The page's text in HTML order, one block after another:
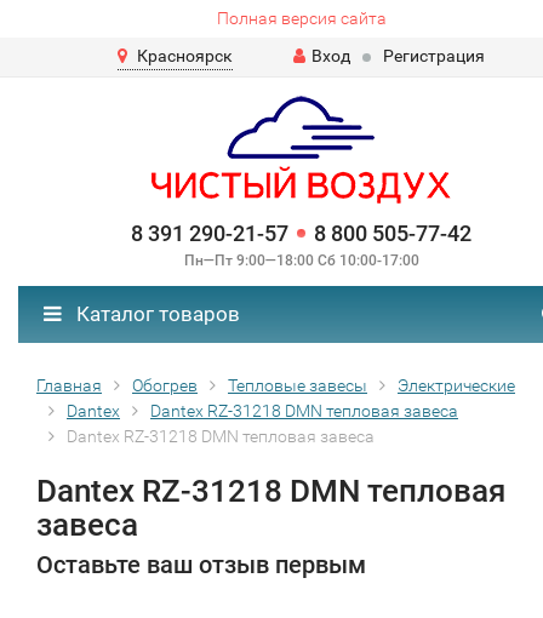
Полная версия сайта
Красноярск
Вход Регистрация
8 391 290-21-57 8 800 505-77-42
Пн—Пт 9:00—18:00 Сб 10:00-17:00
Каталог товаров
Главная Обогрев Тепловые завесы
Электрические
Dantex
Dantex RZ-31218 DMN тепловая завеса
Dantex RZ-31218 DMN тепловая завеса
Dantex RZ-31218 DMN тепловая
завеса
Оставьте ваш отзыв первым